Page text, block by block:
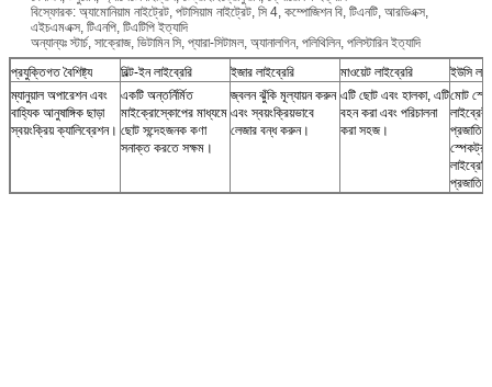
বিস্ফোরক: অ্যামোনিয়াম নাইট্রেট, পটাসিয়াম নাইট্রেট, সি 4, কম্পোজিশন বি, টিএনটি, আরডিএক্স,
এইচএমএক্স, টিএনপি, টিএটিপি ইত্যাদি
অন্যান্যঃ স্টার্চ, সাক্রোজ, ভিটামিন সি, প্যারা-সিটামল, অ্যানালগিন, পলিথিলিন, পলিস্টারিন ইত্যাদি
প্রযুক্তিগত বৈশিষ্ট্য
বিল্ট-ইন লাইব্রেরি ইজার লাইব্রেরি মাওয়েট লাইব্রেরি
ইউসি
ম্যানুয়াল অপারেশন এবং
বাহ্যিক আনুষাঙ্গিক ছাড়া
স্বয়ংক্রিয় ক্যালিব্রেশন।
একটি অন্তর্নির্মিত
মাইক্রোস্কোপের মাধ্যমে
ছোট সন্দেহজনক কণা
সনাক্ত করতে সক্ষম।
জ্বলন ঝুঁকি মূল্যায়ন করুন
এবং স্বয়ংক্রিয়ভাবে
লেজার বন্ধ করুন।
এটি ছোট এবং হালকা, এটি
বহন করা এবং পরিচালনা
করা সহজ।
মোট
প্রজাতি
প্রজাতি।